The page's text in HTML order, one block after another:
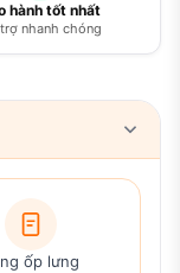
hành tốt nhất
nhanh chóng
ốp lưng